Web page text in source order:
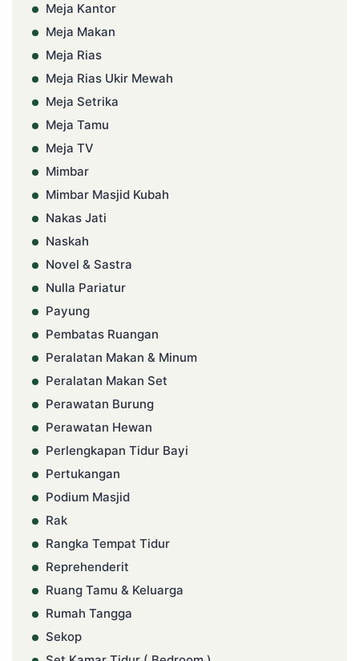
Meja Kantor
Meja Makan
Meja Rias
Meja Rias Ukir Mewah
Meja Setrika
Meja Tamu
Meja TV
Mimbar
Mimbar Masjid Kubah
Nakas Jati
Naskah
Novel & Sastra
Nulla Pariatur
Payung
Pembatas Ruangan
Peralatan Makan & Minum
Peralatan Makan Set
Perawatan Burung
Perawatan Hewan
Perlengkapan Tidur Bayi
Pertukangan
Podium Masjid
Rak
Rangka Tempat Tidur
Reprehenderit
Ruang Tamu & Keluarga
Rumah Tangga
Sekop